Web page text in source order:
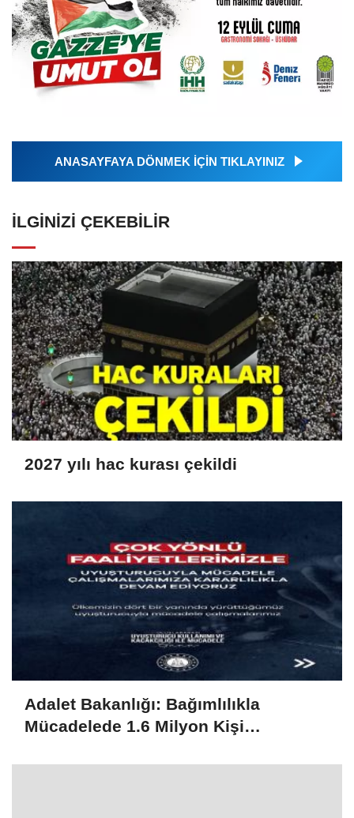
ANASAYFAYA DÖNMEK İÇİN TIKLAYINIZ
İLGINIZI ÇEKEBILIR
2027 yılı hac kurası çekildi
Adalet Bakanlığı: Bağımlılıkla
Mücadelede 1.6 Milyon Kişi